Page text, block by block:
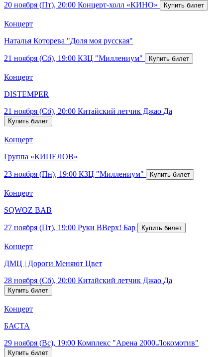
20 ноября (Пт), 20:00 Концерт-холл «КИНО»
Концерт
Наталья Которева "Доля моя русская"
21 ноября (Сб), 19:00 КЗЦ "Миллениум"
Концерт
DISTEMPER
21 ноября (Сб), 20:00 Китайский летчик Джао Да
Концерт
Группа «КИПЕЛОВ»
23 ноября (Пн), 19:00 КЗЦ "Миллениум"
Концерт
SQWOZ BAB
27 ноября (Пт), 19:00 Руки ВВерх! Бар
Концерт
ДМЦ | Дороги Меняют Цвет
28 ноября (Сб), 20:00 Китайский летчик Джао Да
Концерт
БАСТА
29 ноября (Вс), 19:00 Комплекс "Арена 2000.Локомотив"